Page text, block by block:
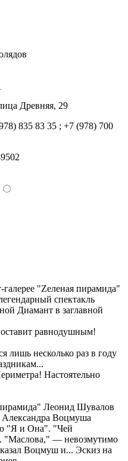
Древняя, 29
835 83 35 ; +7 (978) 700
галерее "Zеленая пирамида"
спектакль
Диамант в заглавной
равнодушным!
лишь несколько раз в году
Настоятельно
Леонид Шувалов
Александра Воцмуша
"Я и Она". "Чей
"Маслова," — невозмутимо
Воцмуш и... Эскиз на